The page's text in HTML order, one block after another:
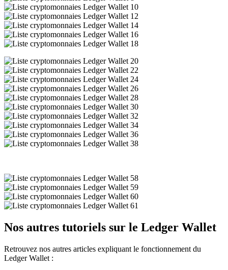
Nos autres tutoriels sur le Ledger Wallet
Retrouvez nos autres articles expliquant le fonctionnement du
Ledger Wallet :